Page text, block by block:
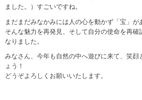
ました。）すごいですね。
まだまだみなかみには人の心を動かず「宝」が
そんな魅力を再発見、そして自分の使命を再確
なりました。
みなさん、今年も自然の中へ遊びに来て、笑顔
ょう！
どうぞよろしくお願いいたします。